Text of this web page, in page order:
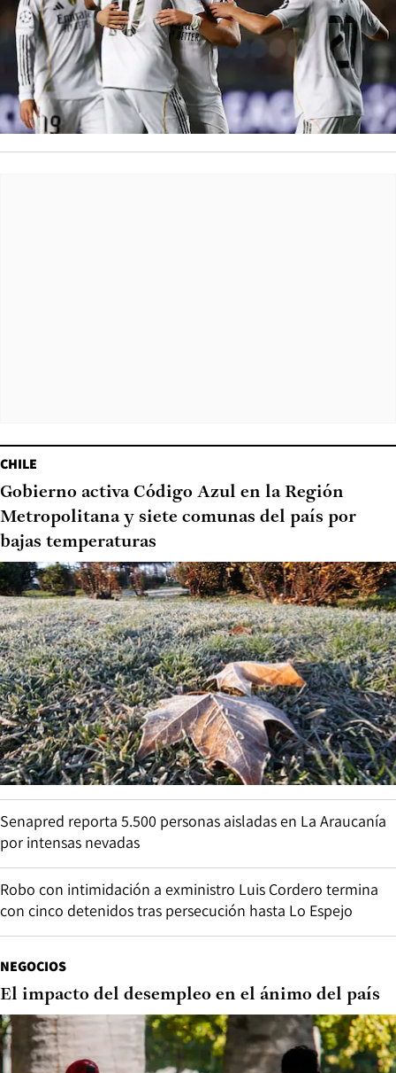
CHILE
Gobierno activa Código Azul en la Región
Metropolitana y siete comunas del país por
bajas temperaturas
Senapred reporta 5.500 personas aisladas en La Araucanía
por intensas nevadas
Robo con intimidación a exministro Luis Cordero termina
con cinco detenidos tras persecución hasta Lo Espejo
NEGOCIOS
El impacto del desempleo en el ánimo del país